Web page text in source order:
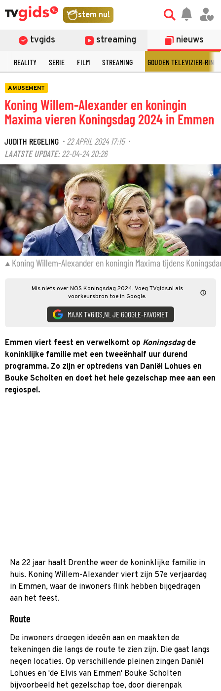
stem nu!
tvgids streaming nieuws
REALITY SERIE FILM STREAMING GOUDEN TELEVIZIER-RING
AMUSEMENT
Koning Willem-Alexander en koningin
Maxima vieren Koningsdag 2024 in Emmen
JUDITH REGELING · 22 APRIL 2024 17:15·
LAATSTE UPDATE: 22-04-24 20:26
©
Koning Willem-Alexander en koningin Maxima tijdens
Mis niets over NOS Koningsdag 2024. Voeg TVgids.nl als
voorkeursbron toe in Google.
MAAK TVGIDS.NL JE GOOGLE-FAVORIET
Emmen viert feest en verwelkomt op Koningsdagde
koninklijke familie met een tweeënhalf uur durend
programma. Zo zijn er optredens van Daniël Lohues en
Bouke Scholten en doet het hele gezelschap mee aan een
regiospel.
Na 22 jaar haalt Drenthe weer de koninklijke familie in
huis. Koning Willem-Alexander viert zijn 57e verjaardag
in Emmen, waar de inwoners flink hebben bijgedragen
aan het feest.
Route
De inwoners droegen ideeën aan en maakten de
tekeningen die langs de route te zien zijn. Die gaat langs
negen locaties. Op verschillende pleinen zingen Daniël
Lohues en 'de Elvis van Emmen' Bouke Scholten
bijvoorbeeld het gezelschap toe, door dierenpak